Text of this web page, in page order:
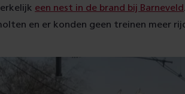
een nest in de brand bij Barneveld
en er konden geen treinen meer